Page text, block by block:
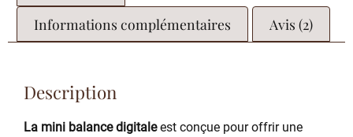
Informations complémentaires
Avis (2)
Description
La mini balance digitaleest conçue pour offrir une